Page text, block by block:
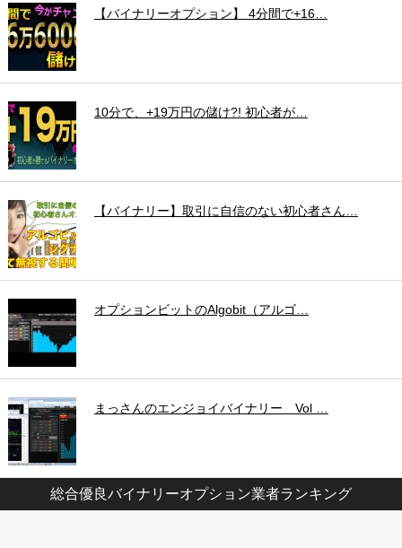
【バイナリーオプション】 4分間で+16…
10分で、+19万円の儲け?! 初心者が…
【バイナリー】取引に自信のない初心者さん…
オプションビットのAlgobit（アルゴ…
まっさんのエンジョイバイナリー Vol …
総合優良バイナリーオプション業者ランキング